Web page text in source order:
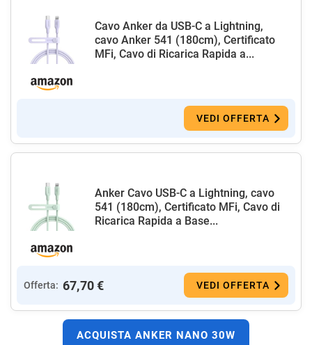
Cavo Anker da USB-C a Lightning,
cavo Anker 541 (180cm), Certificato
MFi, Cavo di Ricarica Rapida a...
VEDI OFFERTA
Anker Cavo USB-C a Lightning, cavo
541 (180cm), Certificato MFi, Cavo di
Ricarica Rapida a Base...
Offerta: 67,70 € VEDI OFFERTA
ACQUISTA ANKER NANO 30W